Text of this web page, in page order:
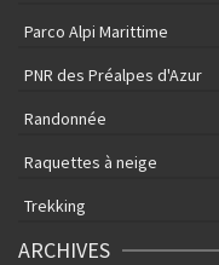
Parco Alpi Marittime
PNR des Préalpes d'Azur
Randonnée
Raquettes à neige
Trekking
ARCHIVES